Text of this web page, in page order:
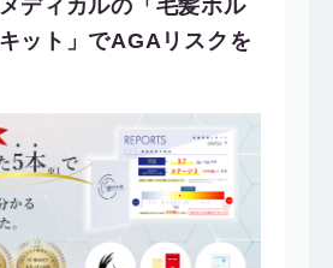
ディカルの「毛髪ホル
ット」でAGAリスクを